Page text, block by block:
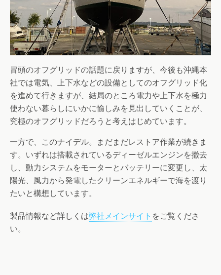
冒頭のオフグリッドの話題に戻りますが、今後も沖縄本
社では電気、上下水などの設備としてのオフグリッド化
を進めて行きますが、結局のところ電力や上下水を極力
使わない暮らしにいかに愉しみを見出していくことが、
究極のオフグリッドだろうと考えはじめています。
一方で、このナイデル。まだまだレストア作業が続きま
す。いずれは搭載されているディーゼルエンジンを撤去
し、動力システムをモーターとバッテリーに変更し、太
陽光、風力から発電したクリーンエネルギーで海を渡り
たいと構想しています。
製品情報など詳しくは弊社メインサイト をご覧くださ
い。